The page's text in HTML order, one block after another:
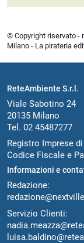
© Copyright riservato -
Milano - La pirateria
ReteAmbiente S.r.l.
Viale Sabotino 24
20135 Milano
Tel. 02 45487277
Registro Imprese
Codice Fiscale e
Informazioni e
Redazione:
Servizio Clienti: